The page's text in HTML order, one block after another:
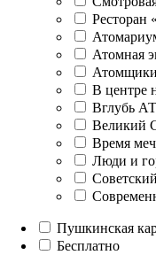
Ресторан
Атомная
В центре
Вглубь
Великий
Время
Люди и
Пушкинская
Бесплатно